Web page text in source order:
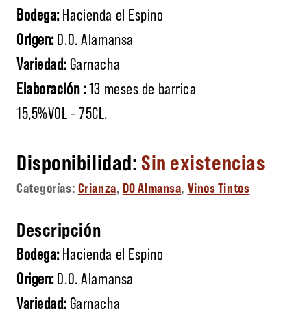
Bodega:Hacienda el Espino
Origen:D.O. Alamansa
Variedad: Garnacha
Elaboración :13 meses de barrica
15,5%VOL – 75CL.
Sin existencias
Categorías: Crianza, DO Almansa, Vinos Tintos
Descripción
Bodega:Hacienda el Espino
Origen:D.O. Alamansa
Variedad: Garnacha